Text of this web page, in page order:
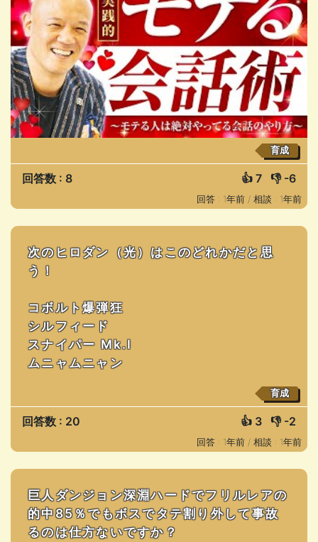
育成
回答数 : 8 👍 7 👎 -6
回答 : 1年前 / 相談 : 1年前
次のヒロダン（光）はこのどれかだと思
う！
コボルト爆弾狂
シルフィード
スナイパー Mk.I
ムニャムニャン
育成
回答数 : 20 👍 3 👎 -2
回答 : 1年前 / 相談 : 1年前
巨人ダンジョン深淵ハードでフリルレアの
的中85％でもボスでタテ割り外して事故
るのは仕方ないですか？